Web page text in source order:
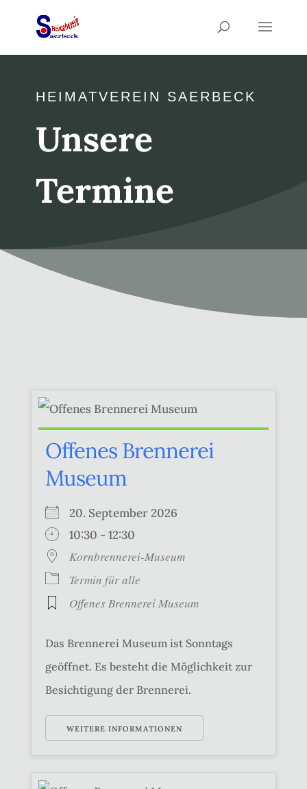
HEIMATVEREIN SAERBECK
Unsere
Termine
Offenes Brennerei
Museum
20. September 2026
10:30 - 12:30
Kornbrennerei-Museum
Termin für alle
Offenes Brennerei Museum
Das Brennerei Museum ist Sonntags
geöffnet. Es besteht die Möglichkeit zur
Besichtigung der Brennerei.
WEITERE INFORMATIONEN